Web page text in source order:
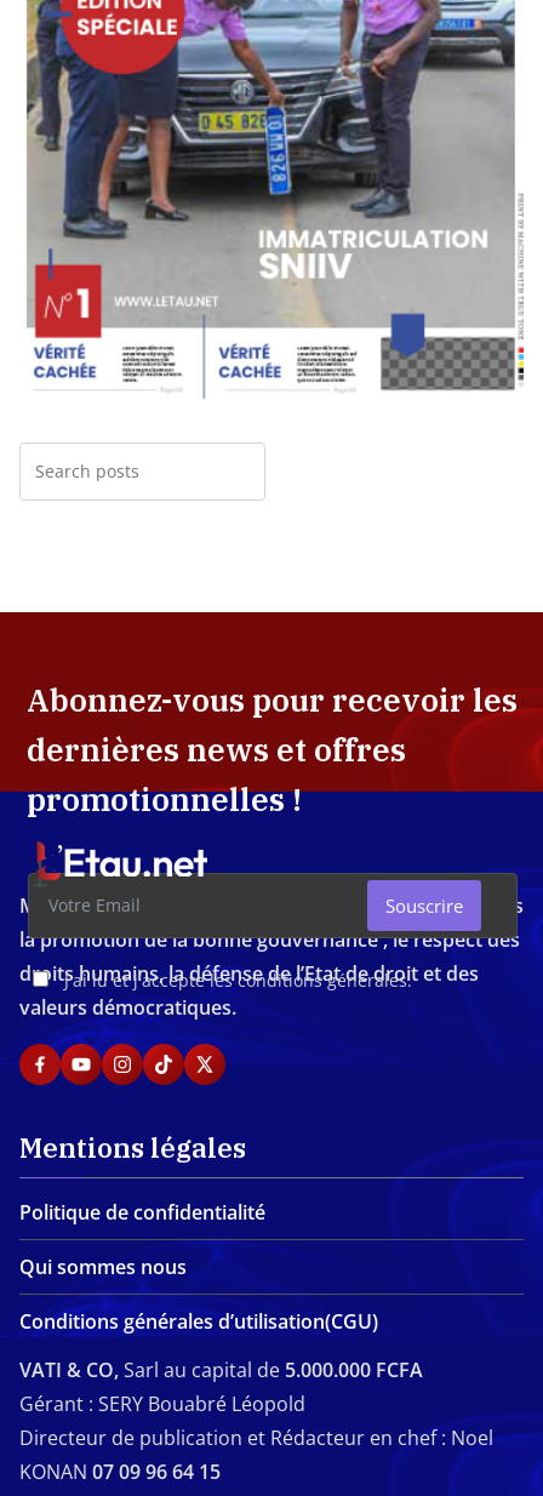
Abonnez-vous pour recevoir les
dernières news et offres
promotionnelles !
J'ai lu et j'accepte les conditions générales.
Souscrire
Média d'investigation ivoirien résolument engagé dans
la promotion de la bonne gouvernance , le respect des
droits humains, la défense de l’Etat de droit et des
valeurs démocratiques.
Mentions légales
Politique de confidentialité
Qui sommes nous
Conditions générales d’utilisation(CGU)
VATI & CO,Sarl au capital de 5.000.000 FCFA
Gérant : SERY Bouabré Léopold
Directeur de publication et Rédacteur en chef : Noel
KONAN 07 09 96 64 15